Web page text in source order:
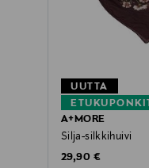
UUTTA
A+MORE
Silja-silkkihuivi
Original Price
29,90 €